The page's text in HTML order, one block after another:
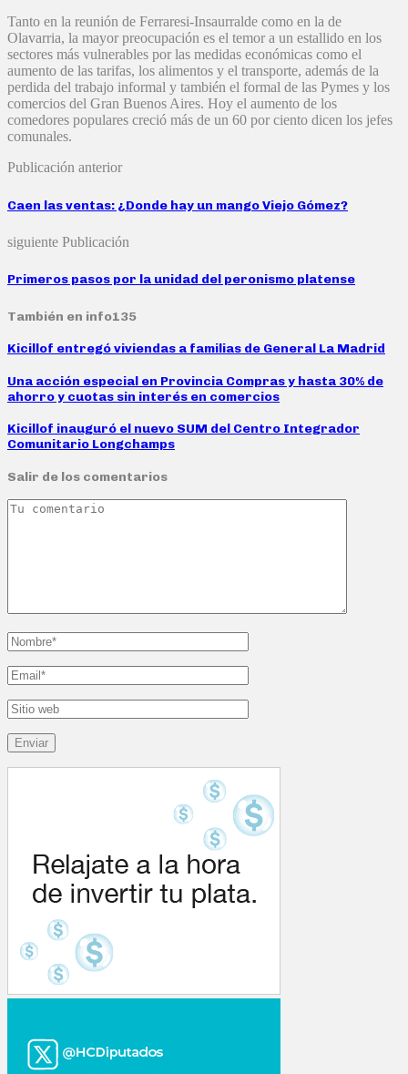
Tanto en la reunión de Ferraresi-Insaurralde como en la de
Olavarria, la mayor preocupación es el temor a un estallido en los
sectores más vulnerables por las medidas económicas como el
aumento de las tarifas, los alimentos y el transporte, además de la
perdida del trabajo informal y también el formal de las Pymes y los
comercios del Gran Buenos Aires. Hoy el aumento de los
comedores populares creció más de un 60 por ciento dicen los jefes
comunales.
Publicación anterior
Caen las ventas: ¿Donde hay un mango Viejo Gómez?
siguiente Publicación
Primeros pasos por la unidad del peronismo platense
También en info135
Kicillof entregó viviendas a familias de General La Madrid
Una acción especial en Provincia Compras y hasta 30% de
ahorro y cuotas sin interés en comercios
Kicillof inauguró el nuevo SUM del Centro Integrador
Comunitario Longchamps
Salir de los comentarios